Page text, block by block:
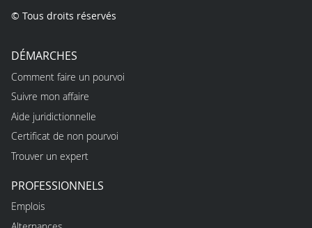
© Tous droits réservés
DÉMARCHES
Comment faire un pourvoi
Suivre mon affaire
Aide juridictionnelle
Certificat de non pourvoi
Trouver un expert
PROFESSIONNELS
Emplois